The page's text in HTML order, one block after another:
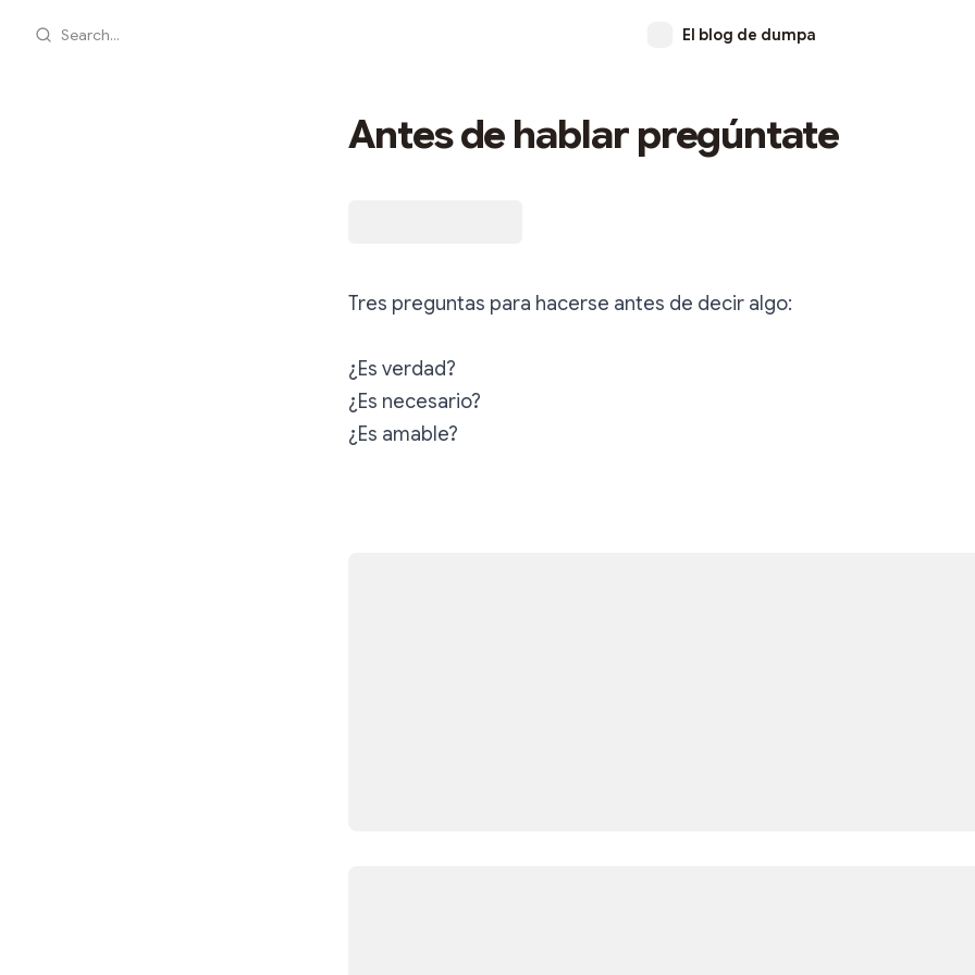
Search... El blog de dumpa
Antes de hablar pregúntate
Tres preguntas para hacerse antes de decir algo:
¿Es verdad?
¿Es necesario?
¿Es amable?